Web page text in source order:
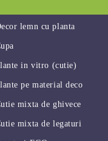
lemn cu planta
in vitro (cutie)
pe material deco
mixta de ghivece
mixta de legaturi